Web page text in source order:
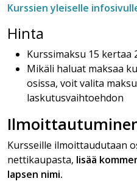
Kurssien yleiselle
Hinta
Kurssimaksu 15 kertaa
Mikäli haluat maksaa
osissa, voit valita
laskutusvaihtoehdon
Kursseille ilmoittaudutaan
nettikaupasta, lisää
lapsen nimi.